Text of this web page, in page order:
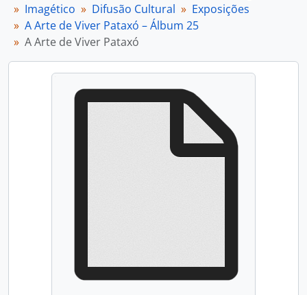
Imagético
Difusão Cultural
Exposições
A Arte de Viver Pataxó – Álbum 25
A Arte de Viver Pataxó